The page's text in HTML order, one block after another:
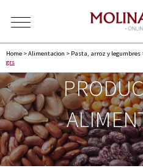
Home >Alimentacion > Pasta, arroz y legumbres
grs